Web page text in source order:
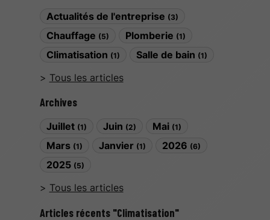
Actualités de l'entreprise (3)
Chauffage (5) Plomberie (1)
Climatisation (1) Salle de bain (1)
Tous les articles
Archives
Juillet (1) Juin (2) Mai (1)
Mars (1) Janvier (1) 2026 (6)
2025 (5)
Tous les articles
Articles récents "Climatisation"